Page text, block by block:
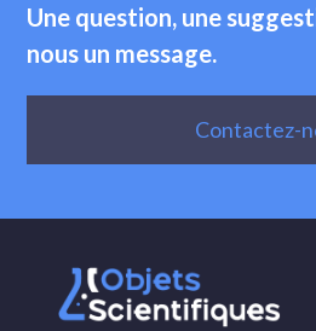
Une question, une
nous un message.
Contactez-